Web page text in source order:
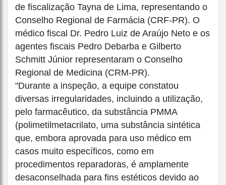
de fiscalização Tayna de Lima, representando o
Conselho Regional de Farmácia (CRF-PR). O
médico fiscal Dr. Pedro Luiz de Araújo Neto e os
agentes fiscais Pedro Debarba e Gilberto
Schmitt Júnior representaram o Conselho
Regional de Medicina (CRM-PR).
"Durante a inspeção, a equipe constatou
diversas irregularidades, incluindo a utilização,
pelo farmacêutico, da substância PMMA
(polimetilmetacrilato, uma substância sintética
que, embora aprovada para uso médico em
casos muito específicos, como em
procedimentos reparadoras, é amplamente
desaconselhada para fins estéticos devido ao